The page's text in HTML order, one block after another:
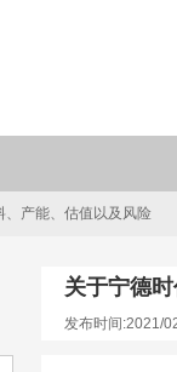
、产能、估值以及风险
关于宁德
发布时间:2021/